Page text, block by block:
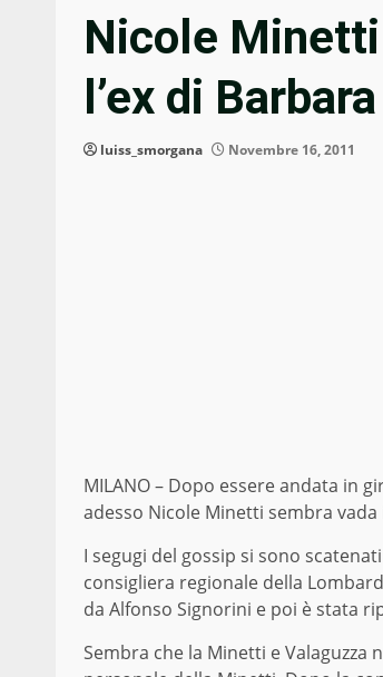
Nicole Minetti
l’ex di
luiss_smorgana Novembre 16, 2011
MILANO – Dopo essere andata in
adesso Nicole Minetti sembra vada
I segugi del gossip si sono
consigliera regionale della
da Alfonso Signorini e poi è stata
Sembra che la Minetti e Valaguzza